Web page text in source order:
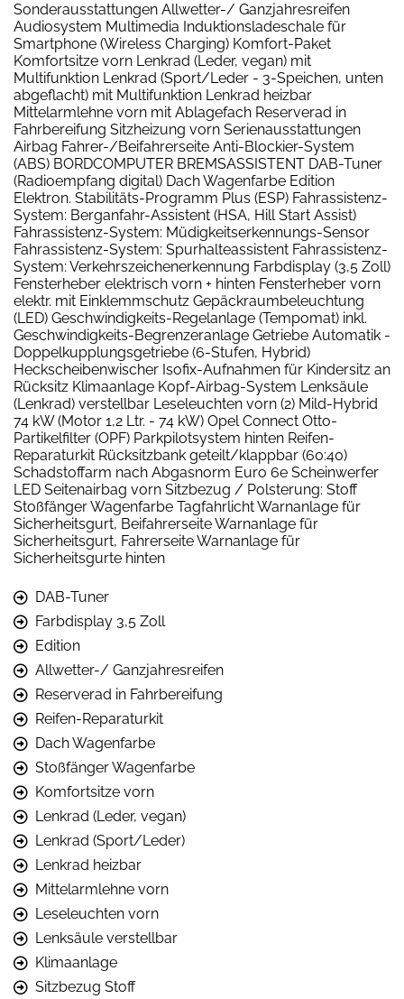
Sonderausstattungen Allwetter-/ Ganzjahresreifen
Audiosystem Multimedia Induktionsladeschale für
Smartphone (Wireless Charging) Komfort-Paket
Komfortsitze vorn Lenkrad (Leder, vegan) mit
Multifunktion Lenkrad (Sport/Leder - 3-Speichen, unten
abgeflacht) mit Multifunktion Lenkrad heizbar
Mittelarmlehne vorn mit Ablagefach Reserverad in
Fahrbereifung Sitzheizung vorn Serienausstattungen
Airbag Fahrer-/Beifahrerseite Anti-Blockier-System
(ABS) BORDCOMPUTER BREMSASSISTENT DAB-Tuner
(Radioempfang digital) Dach Wagenfarbe Edition
Elektron. Stabilitäts-Programm Plus (ESP) Fahrassistenz-
System: Berganfahr-Assistent (HSA, Hill Start Assist)
Fahrassistenz-System: Müdigkeitserkennungs-Sensor
Fahrassistenz-System: Spurhalteassistent Fahrassistenz-
System: Verkehrszeichenerkennung Farbdisplay (3,5 Zoll)
Fensterheber elektrisch vorn + hinten Fensterheber vorn
elektr. mit Einklemmschutz Gepäckraumbeleuchtung
(LED) Geschwindigkeits-Regelanlage (Tempomat) inkl.
Geschwindigkeits-Begrenzeranlage Getriebe Automatik -
Doppelkupplungsgetriebe (6-Stufen, Hybrid)
Heckscheibenwischer Isofix-Aufnahmen für Kindersitz an
Rücksitz Klimaanlage Kopf-Airbag-System Lenksäule
(Lenkrad) verstellbar Leseleuchten vorn (2) Mild-Hybrid
74 kW (Motor 1,2 Ltr. - 74 kW) Opel Connect Otto-
Partikelfilter (OPF) Parkpilotsystem hinten Reifen-
Reparaturkit Rücksitzbank geteilt/klappbar (60:40)
Schadstoffarm nach Abgasnorm Euro 6e Scheinwerfer
LED Seitenairbag vorn Sitzbezug / Polsterung: Stoff
Stoßfänger Wagenfarbe Tagfahrlicht Warnanlage für
Sicherheitsgurt, Beifahrerseite Warnanlage für
Sicherheitsgurt, Fahrerseite Warnanlage für
Sicherheitsgurte hinten
DAB-Tuner
Farbdisplay 3,5 Zoll
Edition
Allwetter-/ Ganzjahresreifen
Reserverad in Fahrbereifung
Reifen-Reparaturkit
Dach Wagenfarbe
Stoßfänger Wagenfarbe
Komfortsitze vorn
Lenkrad (Leder, vegan)
Lenkrad (Sport/Leder)
Lenkrad heizbar
Mittelarmlehne vorn
Leseleuchten vorn
Lenksäule verstellbar
Klimaanlage
Sitzbezug Stoff